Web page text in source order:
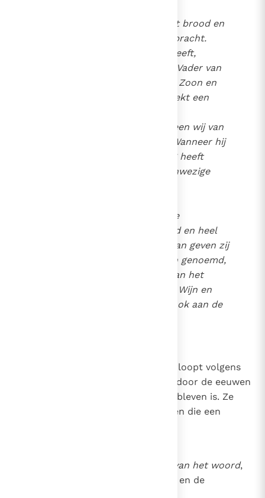
Dan wordt aan de celebrant brood en
een beker water en wijn gebracht.
Nadat hij deze ontvangen heeft,
brengt hij lof en eer aan de Vader van
het al door de naam van de Zoon en
de Heilige Geest en hij spreekt een
"eucharistía") uit voor hetgeen wij van
Hem mochten ontvangen. Wanneer hij
de gebeden en dankzegging heeft
beëindigd, zegt heel het aanwezige
En wanneer de celebrant de
dankzegging heeft beëindigd en heel
het volk heeft ingestemd, dan geven zij
die bij ons diakenen worden genoemd,
aan ieder die aanwezig is, van het
eucharistische Brood en de Wijn en
het water. Zij brengen het ook aan de
De liturgie van de Eucharistie verloopt volgens
een fundamentele structuur die door de eeuwen
heen tot op vandaag bewaard gebleven is. Ze
ontvouwt zich in twee grote delen die een
dienst van het woord,
met de lezingen, de homilie en de